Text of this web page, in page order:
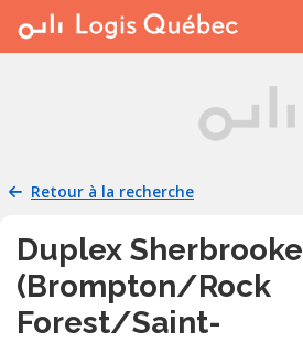
À LOUER
PLACER UNE ANNONCE
RESSOURCES
Retour à la recherche
Duplex Sherbrooke
(Brompton/Rock
Forest/Saint-